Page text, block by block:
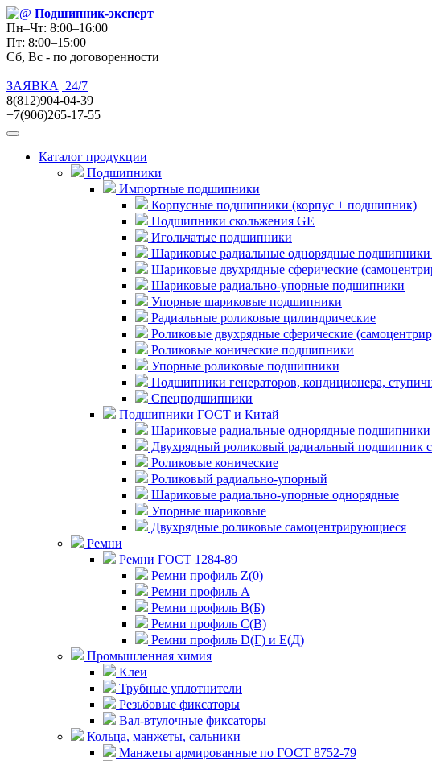
Подшипник-эксперт
Пн–Чт: 8:00–16:00
Пт: 8:00–15:00
Сб, Вс - по договоренности
ЗАЯВКА
24/7
8(812)904-04-39
+7(906)265-17-55
Каталог продукции
Подшипники
Импортные подшипники
Корпусные подшипники (корпус + подшипник)
Подшипники скольжения GE
Игольчатые подшипники
Шариковые радиальные однорядные
Шариковые двухрядные сферические
Шариковые радиально-упорные подшипники
Упорные шариковые подшипники
Радиальные роликовые цилиндрические
Роликовые двухрядные сферические
Роликовые конические подшипники
Упорные роликовые подшипники
Подшипники генераторов, кондиционера,
Спецподшипники
Подшипники ГОСТ и Китай
Шариковые радиальные однорядные
Двухрядный роликовый радиальный подшипник
Роликовые конические
Роликовый радиально-упорный
Шариковые радиально-упорные однорядные
Упорные шариковые
Двухрядные роликовые самоцентрирующиеся
Ремни
Ремни ГОСТ 1284-89
Ремни профиль Z(0)
Ремни профиль А
Ремни профиль В(Б)
Ремни профиль С(В)
Ремни профиль D(Г) и E(Д)
Промышленная химия
Клеи
Трубные уплотнители
Резьбовые фиксаторы
Вал-втулочные фиксаторы
Кольца, манжеты, сальники
Манжеты армированные по ГОСТ 8752-79